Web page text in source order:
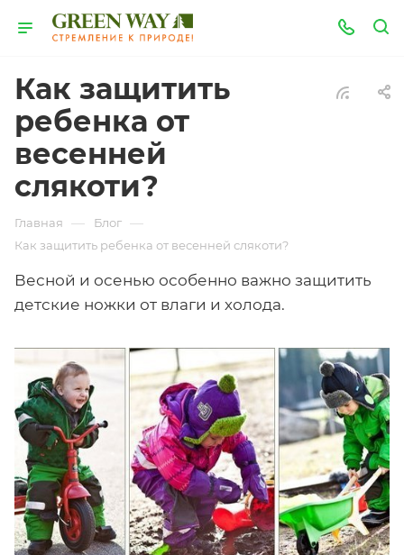
Как защитить
ребенка от
весенней
слякоти?
Главная — Блог —
Как защитить ребенка от весенней слякоти?
Весной и осенью особенно важно защитить
детские ножки от влаги и холода.